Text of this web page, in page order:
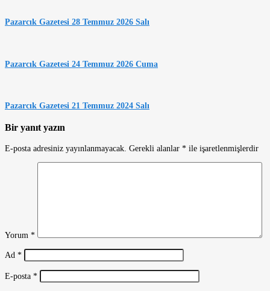
Pazarcık Gazetesi 28 Temmuz 2026 Salı
Pazarcık Gazetesi 24 Temmuz 2026 Cuma
Pazarcık Gazetesi 21 Temmuz 2024 Salı
Bir yanıt yazın
E-posta adresiniz yayınlanmayacak. Gerekli alanlar * ile işaretlenmişlerdir
Yorum *
Ad *
E-posta *